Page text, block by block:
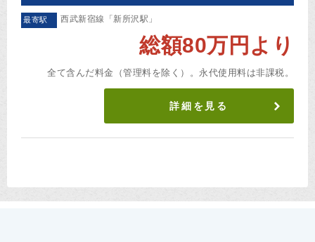
最寄駅 西武新宿線「新所沢駅」
総額80万円より
全て含んだ料金（管理料を除く）。永代使用料は非課税。
詳細を見る